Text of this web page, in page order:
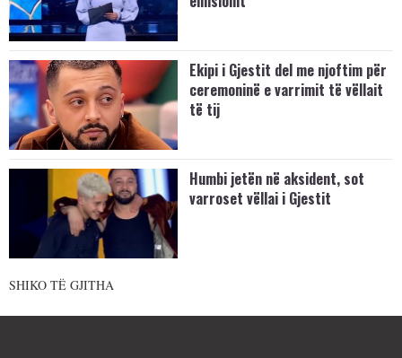
Ekipi i Gjestit del me njoftim për
ceremoninë e varrimit të vëllait
të tij
Humbi jetën në aksident, sot
varroset vëllai i Gjestit
SHIKO TË GJITHA